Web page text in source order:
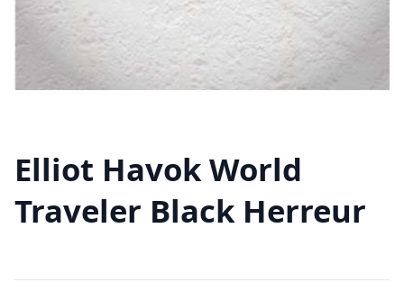
Elliot Havok World
Traveler Black Herreur